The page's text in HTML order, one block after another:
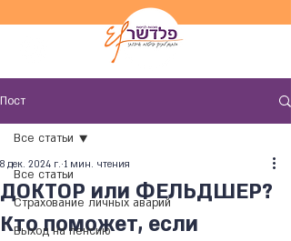
Пост
Все статьи
Страхование личных аварий
Выход на пенсию
Все статьи
ДОКТОР или ФЕЛЬДШЕР?
Кто поможет, если
8 дек. 2024 г. 1 мин. чтения